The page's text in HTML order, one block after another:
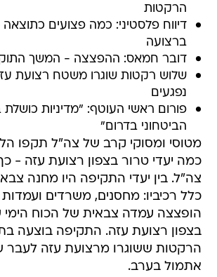
הרקטות
דיווח פלסטיני: כמה פצועים
ברצועה
דובר חמאס: ההפצצה - המשך
שלוש רקטות שוגרו משטח רצועת
נפגעים
פורום ראשי העוטף: "מדיניות
הביטחוני בדרום"
מטוסי ומסוקי קרב של צה"ל תקפו
כמה יעדי טרור בצפון רצועת עזה -
צה"ל. בין יעדי התקיפה היו מחנה
כלל רכיביו: מחסנים, משרדים
הופצצה עמדה צבאית של הכוח
בצפון רצועת עזה. התקיפה בוצעה
הרקטות ששוגרו מרצועת עזה
אתמול בערב.